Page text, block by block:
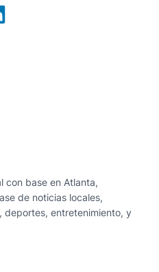
con base en Atlanta,
de noticias locales,
deportes, entretenimiento, y